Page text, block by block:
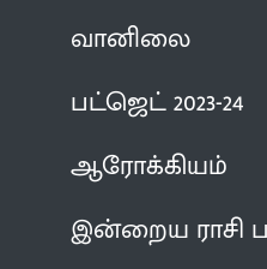
வானிலை
பட்ஜெட் 2023-24
ஆரோக்கியம்
இன்றைய ராசி